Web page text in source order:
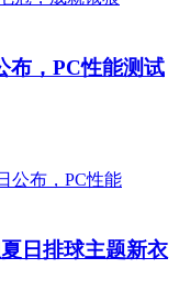
布，PC性能测试
日排球主题新衣